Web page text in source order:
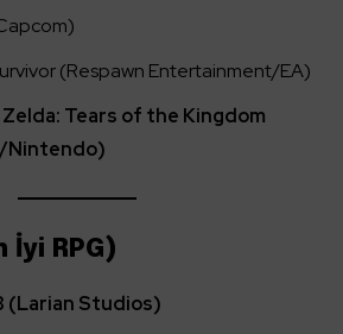
(Respawn Entertainment/EA)
Tears of the Kingdom
Nintendo)
İyi RPG)
(Larian Studios)